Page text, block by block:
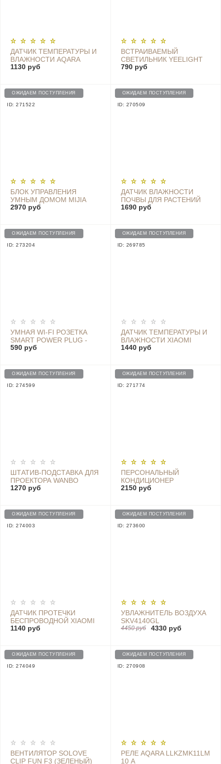
ДАТЧИК ТЕМПЕРАТУРЫ И
ВЛАЖНОСТИ AQARA
TEMPERATURE AND
1130 руб
ВСТРАИВАЕМЫЙ
СВЕТИЛЬНИК YEELIGHT
LED DOWNLIGHT (MESH)
790 руб
ОЖИДАЕМ ПОСТУПЛЕНИЯ
ID: 271522
БЛОК УПРАВЛЕНИЯ
УМНЫМ ДОМОМ MIJIA
SMART MULTI-MODE
2970 руб
ОЖИДАЕМ ПОСТУПЛЕНИЯ
ID: 270509
ДАТЧИК ВЛАЖНОСТИ
ПОЧВЫ ДЛЯ РАСТЕНИЙ
HHCC SMART FLOWER
1690 руб
ОЖИДАЕМ ПОСТУПЛЕНИЯ
ID: 273204
УМНАЯ WI-FI РОЗЕТКА
SMART POWER PLUG -
ZNCZ02CM
590 руб
ОЖИДАЕМ ПОСТУПЛЕНИЯ
ID: 269785
ДАТЧИК ТЕМПЕРАТУРЫ И
ВЛАЖНОСТИ XIAOMI
TEMPERATURE AND
1440 руб
ОЖИДАЕМ ПОСТУПЛЕНИЯ
ID: 274599
ШТАТИВ-ПОДСТАВКА ДЛЯ
ПРОЕКТОРА WANBO
1270 руб
ОЖИДАЕМ ПОСТУПЛЕНИЯ
ID: 271774
ПЕРСОНАЛЬНЫЙ
КОНДИЦИОНЕР
MICROHOO PERSONAL
2150 руб
ОЖИДАЕМ ПОСТУПЛЕНИЯ
ID: 274003
ДАТЧИК ПРОТЕЧКИ
БЕСПРОВОДНОЙ XIAOMI
FLOOD GUARD -
1140 руб
ОЖИДАЕМ ПОСТУПЛЕНИЯ
ID: 273600
УВЛАЖНИТЕЛЬ ВОЗДУХА
SKV4140GL
4450 руб 4330 руб
ОЖИДАЕМ ПОСТУПЛЕНИЯ
ID: 274049
ВЕНТИЛЯТОР SOLOVE
CLIP FUN F3 (ЗЕЛЕНЫЙ)
ОЖИДАЕМ ПОСТУПЛЕНИЯ
ID: 270908
РЕЛЕ AQARA LLKZMK11LM
10 А